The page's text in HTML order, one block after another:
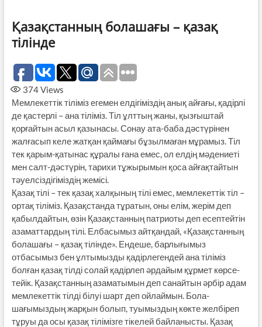
Қазақстанның болашағы – қазақ
тілінде
374Views
Мемлекеттік тіліміз егемен елдігі­міздің анық айғағы, қадірлі
де қастерлі – ана тіліміз. Тіл ұлттың жаны, қыз­ғыш­тай
қорғайтын асыл қазынасы. Сонау ата-баба дәстүрінен
жалғасып келе жатқан қаймағы бұзылмаған мұрамыз. Тіл
тек қарым-қатынас құралы ғана емес, ол елдің мәдениеті
мен салт-дәс­түрін, тарихи тұжырымын қоса айғақтайтын
тәуелсіздігіміздің жемісі.
Қазақ тілі – тек қазақ халқының тілі емес, мемлекеттік тіл –
ортақ тілі­­міз. Қазақстанда тұратын, оны елім, жерім деп
қабылдайтын, өзін Қазақстан­ның патриоты деп есеп­тей­тін
азаматтардың тілі. Елбасымыз айт­қандай, «Қазақстанның
болашағы – қазақ тілінде». Ендеше, барлығымыз
отбасымыз бен ұлтымызды қадір­легендей ана тіліміз
болған қазақ тілді солай қадірлеп әрдайым құрмет көрсе­
тейік. Қазақстанның азаматымын деп санайтын әрбір адам
мемлекеттік тіл­ді білуі шарт деп ойлаймын. Бола­
шағымыздың жарқын болып, туымыздың көкте желбіреп
тұруы да осы қазақ тілімізге тікелей байланысты. Қазақ